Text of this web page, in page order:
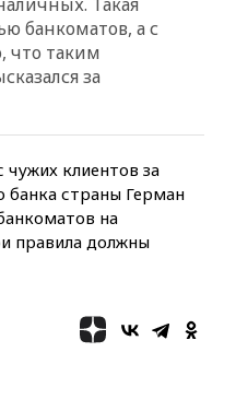
Лантратова: судьба
жителей Курской
все еще неизвестна
МИД РФ: ЕС пытается
показала лицо
последней операции
Артема Кирпиченка
«Оренбург» в
банкоматов, а с
что таким
за
клиентов за
банка страны Герман
на
правила должны